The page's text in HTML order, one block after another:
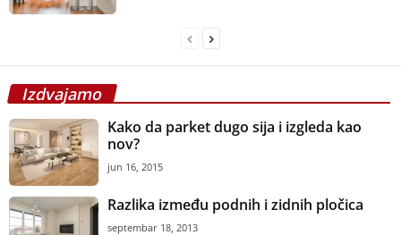
Izdvajamo
Kako da parket dugo sija i izgleda kao
nov?
jun 16, 2015
Razlika između podnih i zidnih pločica
septembar 18, 2013